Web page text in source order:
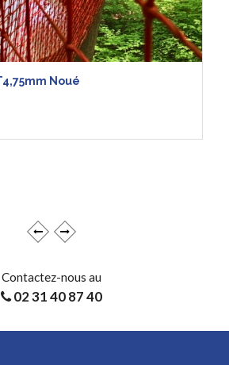
Noué
Contactez-nous au
02 31 40 87 40